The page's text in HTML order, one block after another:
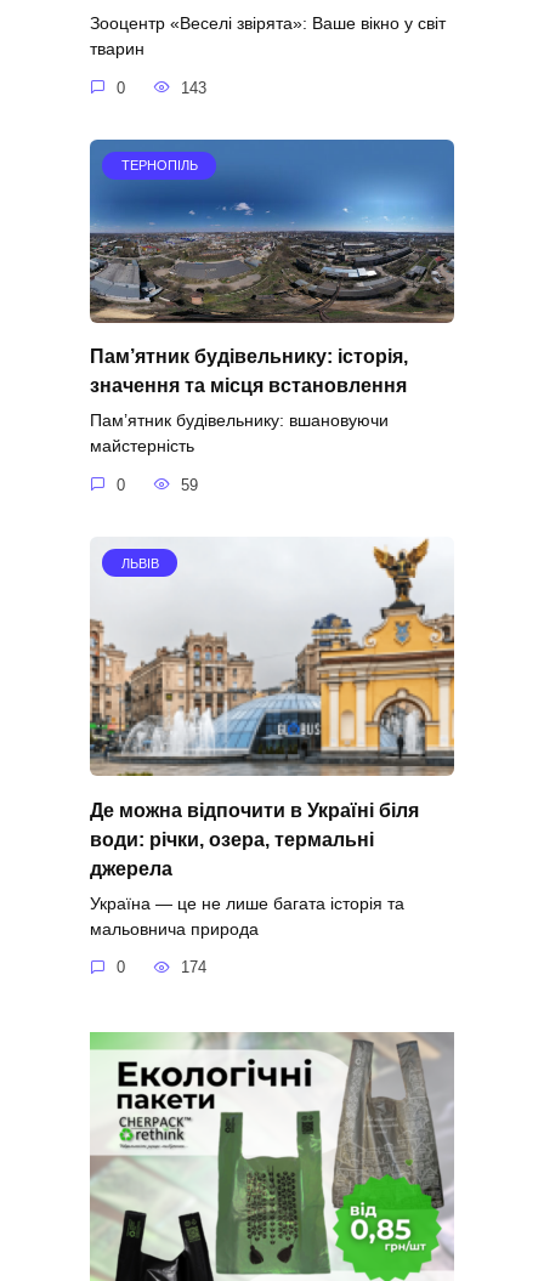
Зооцентр «Веселі звірята»: Ваше вікно у світ
тварин
0 143
ТЕРНОПІЛЬ
Пам’ятник будівельнику: історія,
значення та місця встановлення
Пам’ятник будівельнику: вшановуючи
майстерність
0 59
ЛЬВІВ
Де можна відпочити в Україні біля
води: річки, озера, термальні
джерела
Україна — це не лише багата історія та
мальовнича природа
0 174